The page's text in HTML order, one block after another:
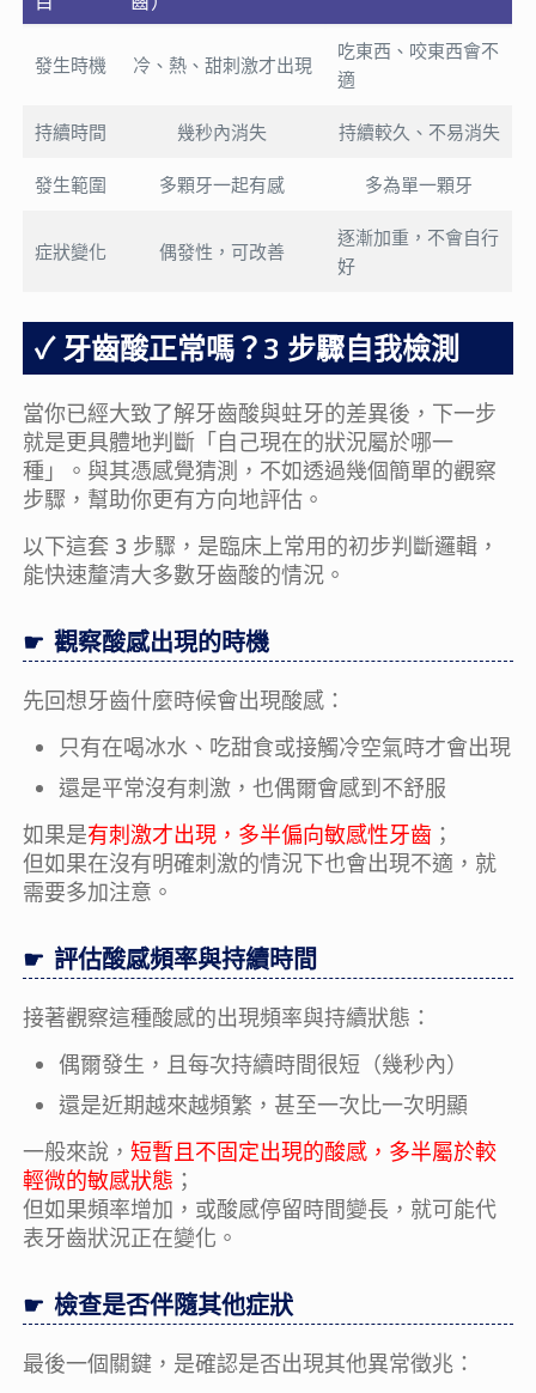
發生時機 冷、熱、甜刺激才出現
吃東西、咬東西會不
適
持續時間 幾秒內消失 持續較久、不易消失
發生範圍 多顆牙一起有感 多為單一顆牙
症狀變化 偶發性，可改善
逐漸加重，不會自行
好
牙齒酸正常嗎？3 步驟自我檢測
當你已經大致了解牙齒酸與蛀牙的差異後，下一步
就是更具體地判斷「自己現在的狀況屬於哪一
種」。與其憑感覺猜測，不如透過幾個簡單的觀察
步驟，幫助你更有方向地評估。
以下這套 3 步驟，是臨床上常用的初步判斷邏輯，
能快速釐清大多數牙齒酸的情況。
觀察酸感出現的時機
先回想牙齒什麼時候會出現酸感：
只有在喝冰水、吃甜食或接觸冷空氣時才會出現
還是平常沒有刺激，也偶爾會感到不舒服
如果是有刺激才出現，多半偏向敏感性牙齒 ；
但如果在沒有明確刺激的情況下也會出現不適，就
需要多加注意。
評估酸感頻率與持續時間
接著觀察這種酸感的出現頻率與持續狀態：
偶爾發生，且每次持續時間很短（幾秒內）
還是近期越來越頻繁，甚至一次比一次明顯
一般來說，短暫且不固定出現的酸感，多半屬於較
輕微的敏感狀態 ；
但如果頻率增加，或酸感停留時間變長，就可能代
表牙齒狀況正在變化。
檢查是否伴隨其他症狀
最後一個關鍵，是確認是否出現其他異常徵兆：